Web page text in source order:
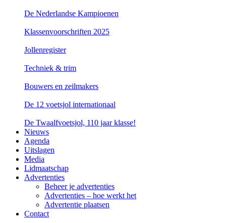
De Nederlandse Kampioenen
Klassenvoorschriften 2025
Jollenregister
Techniek & trim
Bouwers en zeilmakers
De 12 voetsjol internationaal
De Twaalfvoetsjol, 110 jaar klasse!
Nieuws
Agenda
Uitslagen
Media
Lidmaatschap
Advertenties
Beheer je advertenties
Advertenties – hoe werkt het
Advertentie plaatsen
Contact